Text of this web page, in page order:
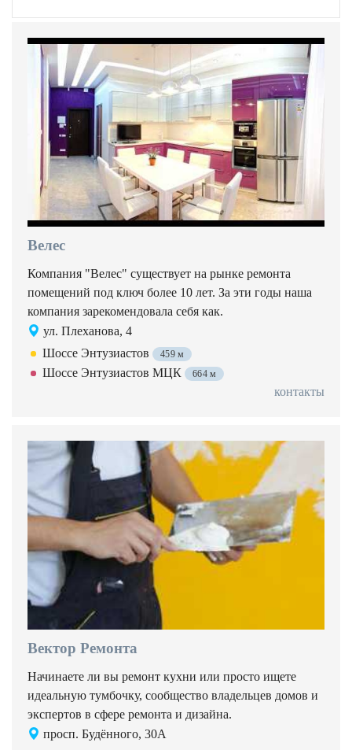
Велес
Компания "Велес" существует на рынке ремонта
помещений под ключ более 10 лет. За эти годы наша
компания зарекомендовала себя как.
ул. Плеханова, 4
Шоссе Энтузиастов
459 м
Шоссе Энтузиастов МЦК 664 м
контакты
Вектор Ремонта
Начинаете ли вы ремонт кухни или просто ищете
идеальную тумбочку, сообщество владельцев домов и
экспертов в сфере ремонта и дизайна.
просп. Будённого, 30А